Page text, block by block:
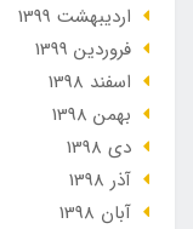
ارديبهشت 1399
فروردین 1399
اسفند 1398
بهمن 1398
دی 1398
آذر 1398
آبان 1398